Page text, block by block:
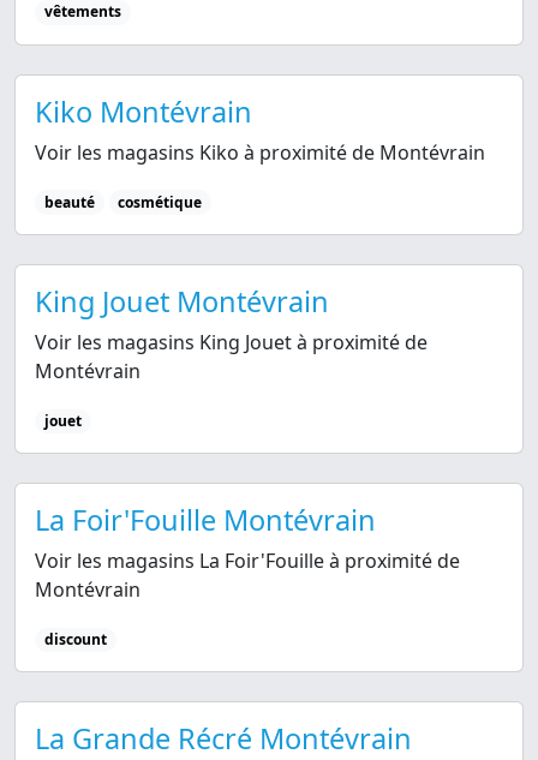
vêtements
Kiko Montévrain
Voir les magasins Kiko à proximité de Montévrain
beauté cosmétique
King Jouet Montévrain
Voir les magasins King Jouet à proximité de
Montévrain
jouet
La Foir'Fouille Montévrain
Voir les magasins La Foir'Fouille à proximité de
Montévrain
discount
La Grande Récré Montévrain